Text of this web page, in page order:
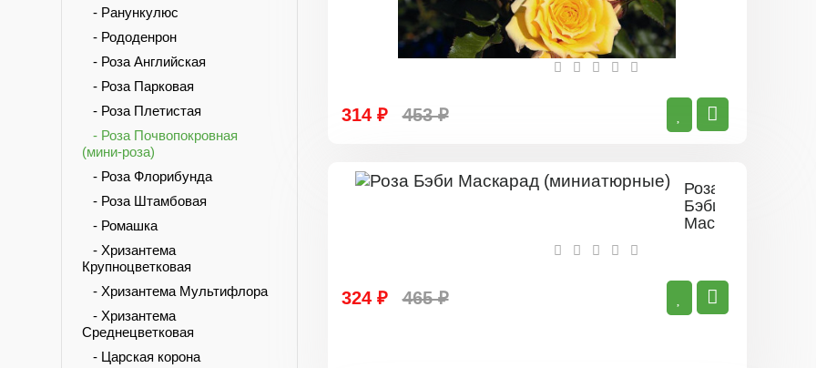
- Ранункулюс
- Рододенрон
- Роза Английская
- Роза Парковая
- Роза Плетистая
- Роза Почвопокровная
(мини-роза)
- Роза Флорибунда
- Роза Штамбовая
- Ромашка
- Хризантема
Крупноцветковая
- Хризантема Мультифлора
- Хризантема
Среднецветковая
- Царская корона
314 ₽ 453 ₽
Роза
Бэби
Маскарад
324 ₽ 465 ₽